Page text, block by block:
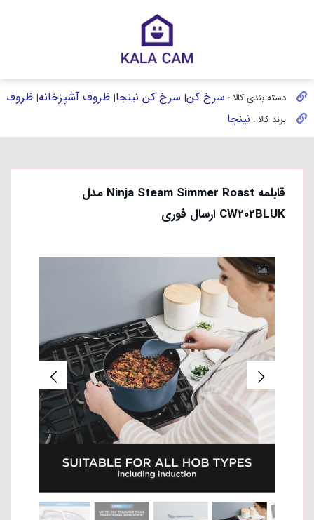
دسته بندی کالا : سرخ کن| سرخ کن نینجا| ظروف آشپزخانه| ظروف
برند کالا : نینجا
قابلمه Ninja Steam Simmer Roast مدل
CW202BLUK ارسال فوری